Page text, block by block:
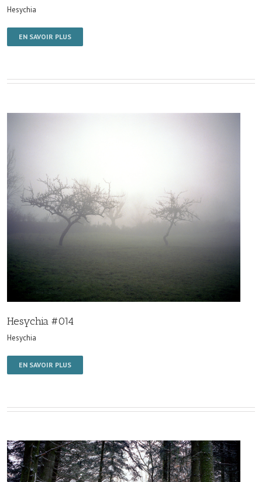
Hesychia
EN SAVOIR PLUS
Hesychia #014
Hesychia
EN SAVOIR PLUS